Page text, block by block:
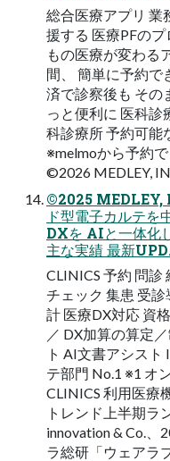
総合医療アプリ 業
援する 医療PFの
もの医療が変わる
間、 簡単に予約で
済で診察後も その
っと便利に 医科診
科診療所 予約可能
※melmoから予約
©2026 MEDLEY,
©2025 MEDLEY,
ド型電⼦カルテを
DXを AIと⼀体化
主な実績 最新
CLINICS 予約 問診
チェック 集患 受
計 医療DX対応 資
／ DX加算の算定
ト AI⽂書アシス
テ部門 No.1 ※1 オ
CLINICS 利用医療
トレンド上半期ラ
innovation & Co.、
ラ総研「ウェアラ